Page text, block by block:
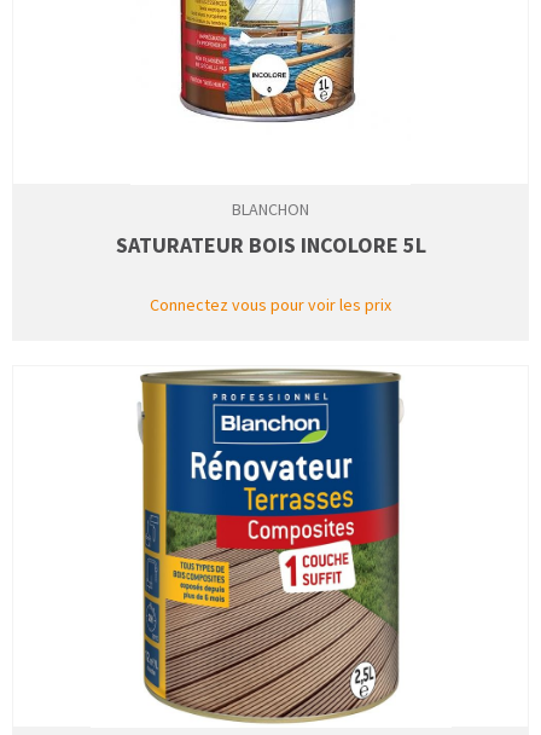
BLANCHON
SATURATEUR BOIS INCOLORE 5L
Connectez vous pour voir les prix